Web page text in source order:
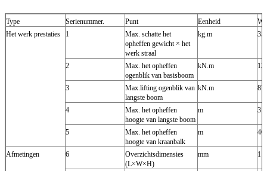
Type Serienummer. Punt Eenheid
Het werk prestaties
1
Max. schatte het
opheffen gewicht × het
werk straal
kg.m
2
Max. het opheffen
ogenblik van basisboom
kN.m
3
Max.lifting ogenblik van
langste boom
kN.m
4
Max. het opheffen
hoogte van langste boom
m 31
5
Max. het opheffen
hoogte van kraanbalk
m 46
Afmetingen 6
Overzichtsdimensies
(L×W×H)
mm